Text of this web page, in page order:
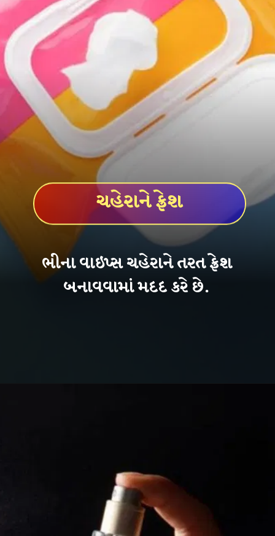
ભીના વાઇપ્સ ચહેરાને તરત ફ્રેશ
બનાવવામાં મદદ કરે છે.
ચહેરાને ફ્રેશ